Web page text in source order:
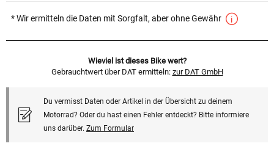
* Wir ermitteln die Daten mit Sorgfalt, aber ohne Gewähr
Wieviel ist dieses Bike wert?
Gebrauchtwert über DAT ermitteln: zur DAT GmbH
Du vermisst Daten oder Artikel in der Übersicht zu deinem
Motorrad? Oder du hast einen Fehler entdeckt? Bitte informiere
uns darüber. Zum Formular